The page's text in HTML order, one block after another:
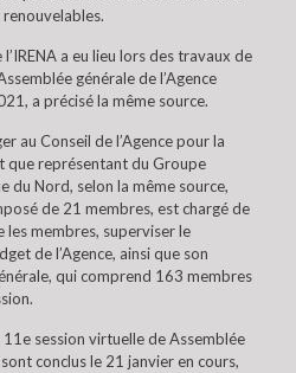
a eu lieu lors des travaux de
générale de l’Agence
a précisé la même source.
au Conseil de l’Agence pour la
représentant du Groupe
du Nord, selon la même source,
de 21 membres, est chargé de
membres, superviser le
de l’Agence, ainsi que son
qui comprend 163 membres
11e session virtuelle de Assemblée
conclus le 21 janvier en cours,